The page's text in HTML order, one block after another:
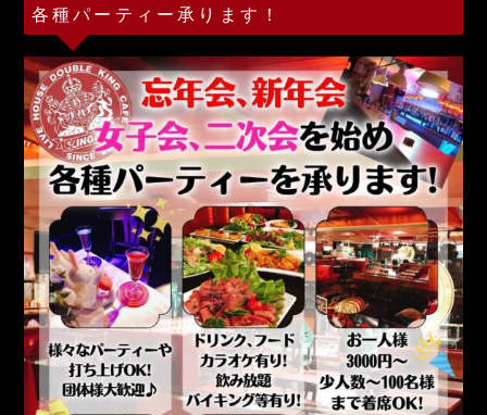
各種パーティー承ります！